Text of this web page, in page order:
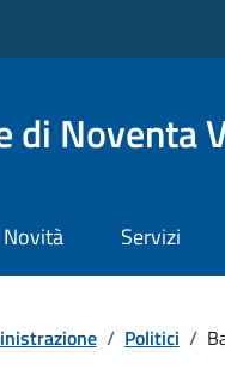
di Noventa
Novità Servizi
/ Politici /